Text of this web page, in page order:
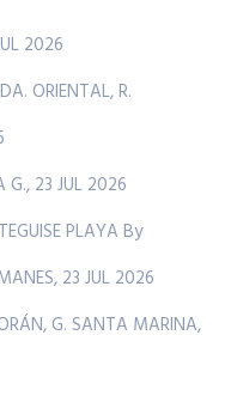
2026
ORIENTAL, R.
G., 23 JUL 2026
PLAYA By
23 JUL 2026
G. SANTA MARINA,